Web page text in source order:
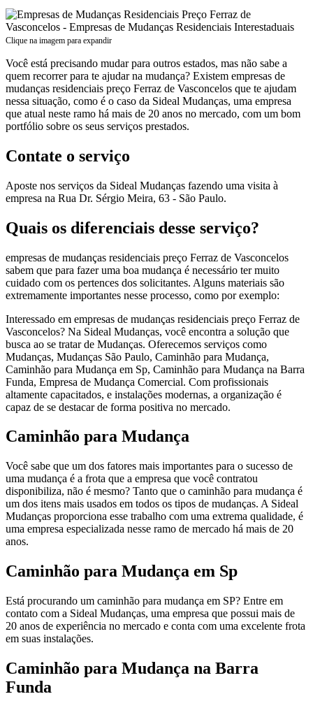
Clique na imagem para expandir
Você está precisando mudar para outros estados, mas não sabe a
quem recorrer para te ajudar na mudança? Existem empresas de
mudanças residenciais preço Ferraz de Vasconcelos que te ajudam
nessa situação, como é o caso da Sideal Mudanças, uma empresa
que atual neste ramo há mais de 20 anos no mercado, com um bom
portfólio sobre os seus serviços prestados.
Contate o serviço
Aposte nos serviços da Sideal Mudanças fazendo uma visita à
empresa na Rua Dr. Sérgio Meira, 63 - São Paulo.
Quais os diferenciais desse serviço?
empresas de mudanças residenciais preço Ferraz de Vasconcelos
sabem que para fazer uma boa mudança é necessário ter muito
cuidado com os pertences dos solicitantes. Alguns materiais são
extremamente importantes nesse processo, como por exemplo:
Interessado em empresas de mudanças residenciais preço Ferraz de
Vasconcelos? Na Sideal Mudanças, você encontra a solução que
busca ao se tratar de Mudanças. Oferecemos serviços como
Mudanças, Mudanças São Paulo, Caminhão para Mudança,
Caminhão para Mudança em Sp, Caminhão para Mudança na Barra
Funda, Empresa de Mudança Comercial. Com profissionais
altamente capacitados, e instalações modernas, a organização é
capaz de se destacar de forma positiva no mercado.
Caminhão para Mudança
Você sabe que um dos fatores mais importantes para o sucesso de
uma mudança é a frota que a empresa que você contratou
disponibiliza, não é mesmo? Tanto que o caminhão para mudança é
um dos itens mais usados em todos os tipos de mudanças. A Sideal
Mudanças proporciona esse trabalho com uma extrema qualidade, é
uma empresa especializada nesse ramo de mercado há mais de 20
anos.
Caminhão para Mudança em Sp
Está procurando um caminhão para mudança em SP? Entre em
contato com a Sideal Mudanças, uma empresa que possui mais de
20 anos de experiência no mercado e conta com uma excelente frota
em suas instalações.
Caminhão para Mudança na Barra
Funda